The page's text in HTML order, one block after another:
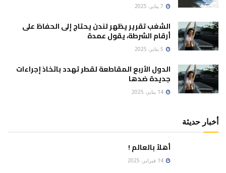
الشغب تقرير يظهر لندن يحتاج إلى الحفاظ على
أرقام الشرطة، يقول عمدة
الدول الأربع المقاطعة لقطر تهدد باتخاذ إجراءات
جديدة ضدها
أخبار حديثة
أهلاً بالعالم !